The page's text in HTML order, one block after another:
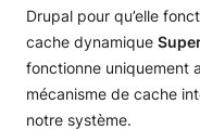
Comment activer le
dynamique
Comment vider le
Comment gérer la
Drupal pour qu’elle
cache dynamique
fonctionne uniquement
mécanisme de cache
notre système.